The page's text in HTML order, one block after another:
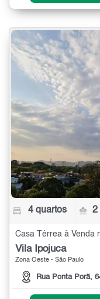
4 quartos 2
Casa Térrea à Venda
Vila Ipojuca
Zona Oeste - São Paulo
Rua Ponta Porã,